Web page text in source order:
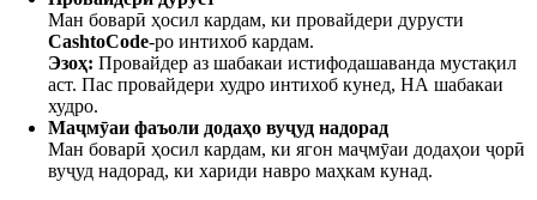
Ман боварӣ ҳосил кардам, ки провайдери дурусти
CashtoCode-ро интихоб кардам.
Эзоҳ: Провайдер аз шабакаи истифодашаванда мустақил
аст. Пас провайдери худро интихоб кунед, НА шабакаи
худро.
Маҷмӯаи фаъоли додаҳо вуҷуд надорад
Ман боварӣ ҳосил кардам, ки ягон маҷмӯаи додаҳои ҷорӣ
вуҷуд надорад, ки хариди навро маҳкам кунад.